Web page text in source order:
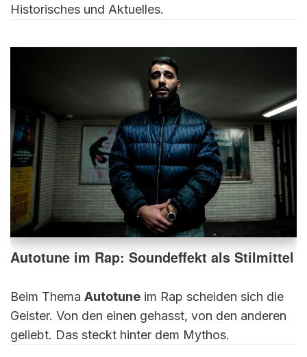
Historisches und Aktuelles.
Autotune im Rap: Soundeffekt als Stilmittel
Beim Thema Autotune im Rap scheiden sich die
Geister. Von den einen gehasst, von den anderen
geliebt. Das steckt hinter dem Mythos.